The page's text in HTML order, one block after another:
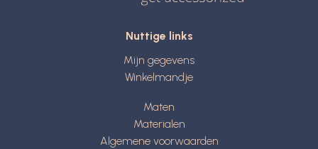
Nuttige links
Mijn gegevens
Winkelmandje
Maten
Materialen
Algemene voorwaarden